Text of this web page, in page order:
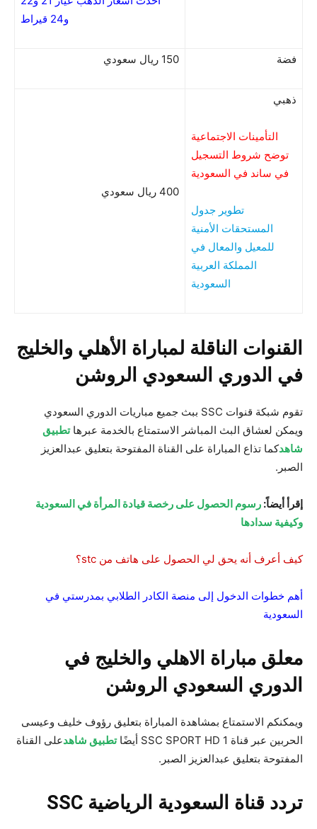
و24 قيراط
فضة 150 ريال سعودي
ذهبي
التأمينات الاجتماعية
توضح شروط التسجيل
في ساند في السعودية
تطوير جدول
المستحقات الأمنية
للمعيل والمعال في
المملكة العربية
السعودية
400 ريال سعودي
القنوات الناقلة لمباراة الأهلي والخليج
في الدوري السعودي الروشن
تقوم شبكة قنوات SSC ببث جميع مباريات الدوري السعودي
ويمكن لعشاق البث المباشر الاستمتاع بالخدمة عبرهاتطبيق
شاهدكما تذاع المباراة على القناة المفتوحة بتعليق عبدالعزيز
الصبر.
إقرأ أيضاً: رسوم الحصول على رخصة قيادة المرأة في السعودية
وكيفية سدادها
كيف أعرف أنه يحق لي الحصول على هاتف من stc؟
أهم خطوات الدخول إلى منصة الكادر الطلابي بمدرستي في
السعودية
معلق مباراة الاهلي والخليج في
الدوري السعودي الروشن
ويمكنكم الاستمتاع بمشاهدة المباراة بتعليق رؤوف خليف وعيسى
الحربين عبر قناة SSC SPORT HD 1 أيضًا
تطبيق شاهدعلى القناة
المفتوحة بتعليق عبدالعزيز الصبر.
تردد قناة السعودية الرياضية SSC